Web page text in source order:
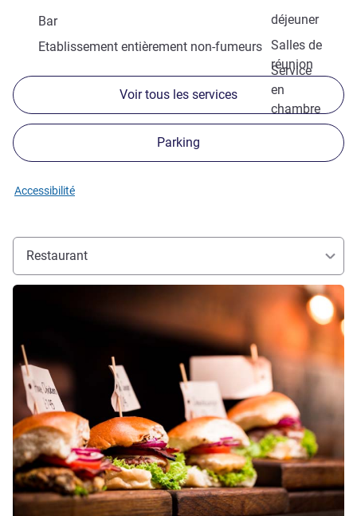
déjeuner
Bar
Salles de
réunion
Etablissement entièrement non-fumeurs
Service
en
chambre
Voir tous les services
Parking
Accessibilité
Restaurant
Voir les détails